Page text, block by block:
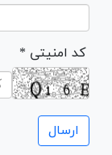
* کد امنیتی